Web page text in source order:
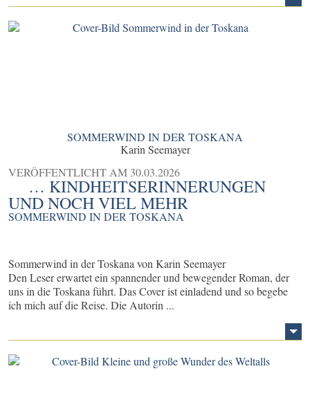
SOMMERWIND IN DER TOSKANA
Karin Seemayer
VERÖFFENTLICHT AM 30.03.2026
… KINDHEITSERINNERUNGEN
UND NOCH VIEL MEHR
SOMMERWIND IN DER TOSKANA
Sommerwind in der Toskana von Karin Seemayer
Den Leser erwartet ein spannender und bewegender Roman, der
uns in die Toskana führt. Das Cover ist einladend und so begebe
ich mich auf die Reise. Die Autorin ...